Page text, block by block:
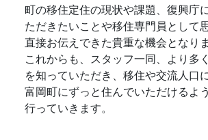
町の移住定住の現状や課題、復興庁
ただきたいことや移住専門員として
直接お伝えできた貴重な機会となり
これからも、スタッフ一同、より多
を知っていただき、移住や交流人口
富岡町にずっと住んでいただけるよ
行っていきます。